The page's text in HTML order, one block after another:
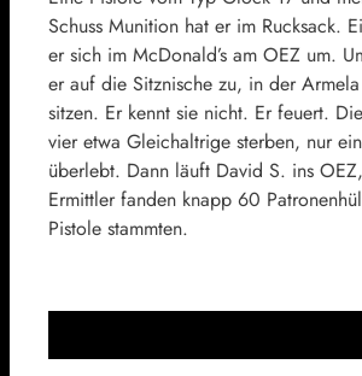
Schuss Munition hat er im Rucksack.
er sich im McDonald’s am OEZ um.
er auf die Sitznische zu, in der
sitzen. Er kennt sie nicht. Er feuert.
vier etwa Gleichaltrige sterben, nur
überlebt. Dann läuft David S. ins
Ermittler fanden knapp 60
Pistole stammten.